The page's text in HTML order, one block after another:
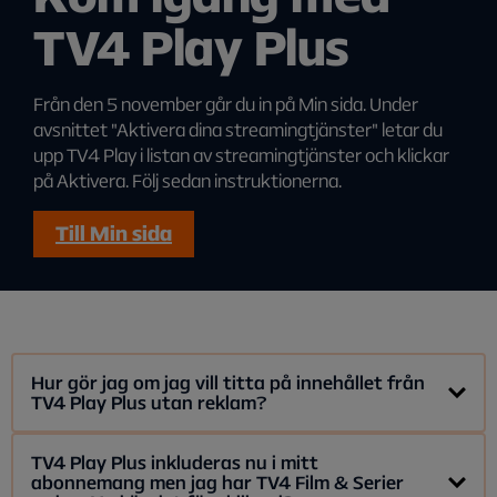
TV4 Play Plus
Från den 5 november går du in på Min sida. Under
avsnittet "Aktivera dina streamingtjänster" letar du
upp TV4 Play i listan av streamingtjänster och klickar
på Aktivera. Följ sedan instruktionerna.
Till Min sida
Hur gör jag om jag vill titta på innehållet från
TV4 Play Plus utan reklam?
Vill du kunna streama filmerna och serierna på TV4 Play
utan reklam kan du addera tillvalspaketet TV4 Film & Serier
TV4 Play Plus inkluderas nu i mitt
abonnemang men jag har TV4 Film & Serier